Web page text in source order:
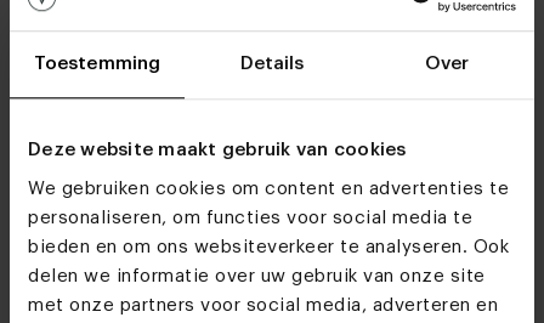
Toestemming Details Over
Deze website maakt gebruik van cookies
We gebruiken cookies om content en advertenties te
personaliseren, om functies voor social media te
bieden en om ons websiteverkeer te analyseren. Ook
delen we informatie over uw gebruik van onze site
met onze partners voor social media, adverteren en
Find out more about opening times and available
services at our showrooms.